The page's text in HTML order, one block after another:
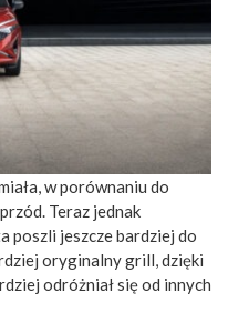
w porównaniu do
Teraz jednak
poszli jeszcze bardziej do
oryginalny grill, dzięki
odróżniał się od innych